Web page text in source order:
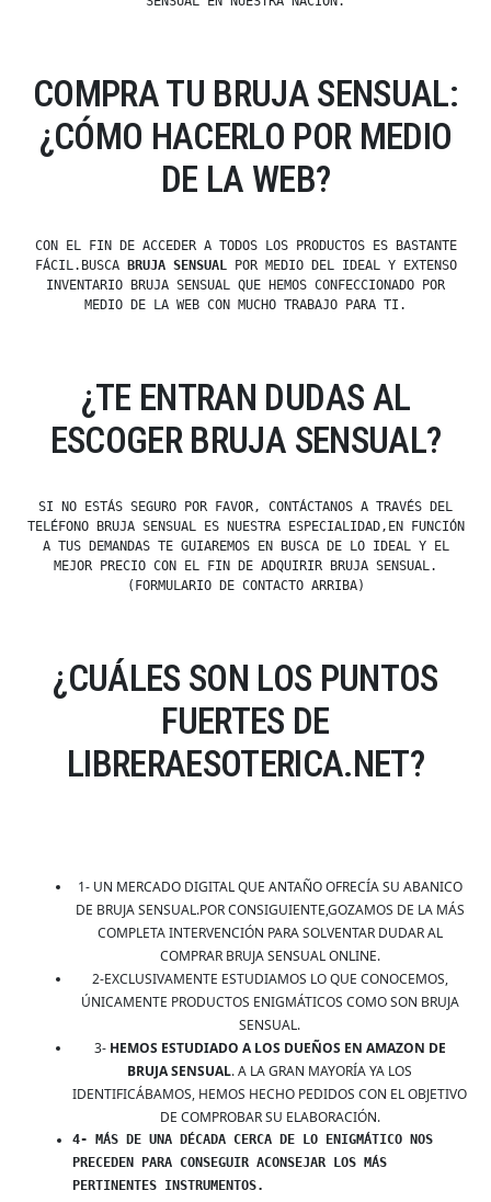
COMPRA TU BRUJA SENSUAL:
¿CÓMO HACERLO POR MEDIO
DE LA WEB?
CON EL FIN DE ACCEDER A TODOS LOS PRODUCTOS ES BASTANTE
FÁCIL.BUSCA
BRUJA SENSUALPOR MEDIO DEL IDEAL Y EXTENSO
INVENTARIO BRUJA SENSUAL QUE HEMOS CONFECCIONADO POR
MEDIO DE LA WEB CON MUCHO TRABAJO PARA TI.
¿TE ENTRAN DUDAS AL
ESCOGER BRUJA SENSUAL?
SI NO ESTÁS SEGURO POR FAVOR, CONTÁCTANOS A TRAVÉS DEL
TELÉFONO BRUJA SENSUAL ES NUESTRA ESPECIALIDAD,EN FUNCIÓN
A TUS DEMANDAS TE GUIAREMOS EN BUSCA DE LO IDEAL Y EL
MEJOR PRECIO CON EL FIN DE ADQUIRIR BRUJA SENSUAL.
(FORMULARIO DE CONTACTO ARRIBA)
¿CUÁLES SON LOS PUNTOS
FUERTES DE
LIBRERAESOTERICA.NET?
1- UN MERCADO DIGITAL QUE ANTAÑO OFRECÍA SU ABANICO
DE BRUJA SENSUAL.POR CONSIGUIENTE,GOZAMOS DE LA MÁS
COMPLETA INTERVENCIÓN PARA SOLVENTAR DUDAR AL
COMPRAR BRUJA SENSUAL ONLINE.
2-EXCLUSIVAMENTE ESTUDIAMOS LO QUE CONOCEMOS,
ÚNICAMENTE PRODUCTOS ENIGMÁTICOS COMO SON BRUJA
SENSUAL.
3- HEMOS ESTUDIADO A LOS DUEÑOS EN AMAZON DE
BRUJA SENSUAL. A LA GRAN MAYORÍA YA LOS
IDENTIFICÁBAMOS, HEMOS HECHO PEDIDOS CON EL OBJETIVO
DE COMPROBAR SU ELABORACIÓN.
4- MÁS DE UNA DÉCADA CERCA DE LO ENIGMÁTICO NOS
PRECEDEN PARA CONSEGUIR ACONSEJAR LOS MÁS
PERTINENTES INSTRUMENTOS.